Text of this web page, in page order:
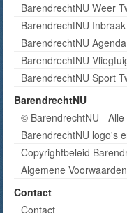
BarendrechtNU Weer
BarendrechtNU
BarendrechtNU
BarendrechtNU
BarendrechtNU Sport
BarendrechtNU
© BarendrechtNU -
BarendrechtNU logo's
Copyrightbeleid
Algemene
Contact
Contact